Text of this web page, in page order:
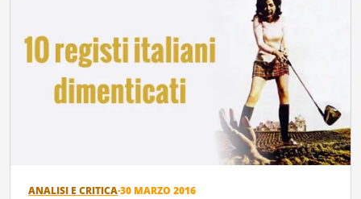
ANALISI E CRITICA·30 MARZO 2016